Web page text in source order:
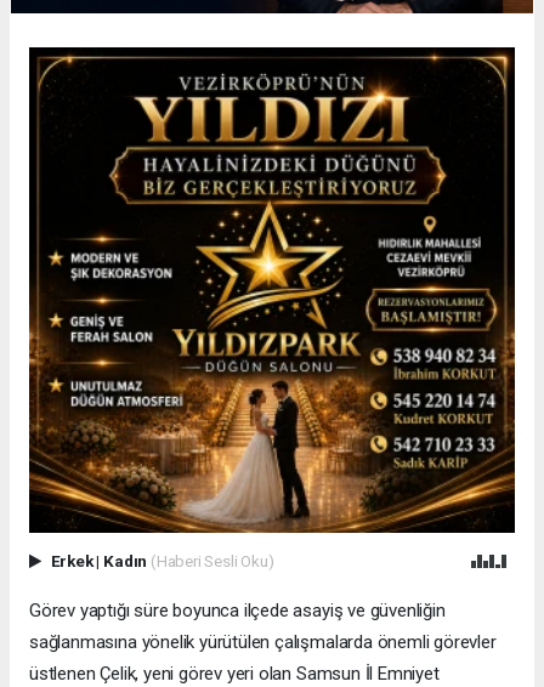
Erkek| Kadın (Haberi Sesli Oku)
Görev yaptığı süre boyunca ilçede asayiş ve güvenliğin
sağlanmasına yönelik yürütülen çalışmalarda önemli görevler
üstlenen Çelik, yeni görev yeri olan Samsun İl Emniyet